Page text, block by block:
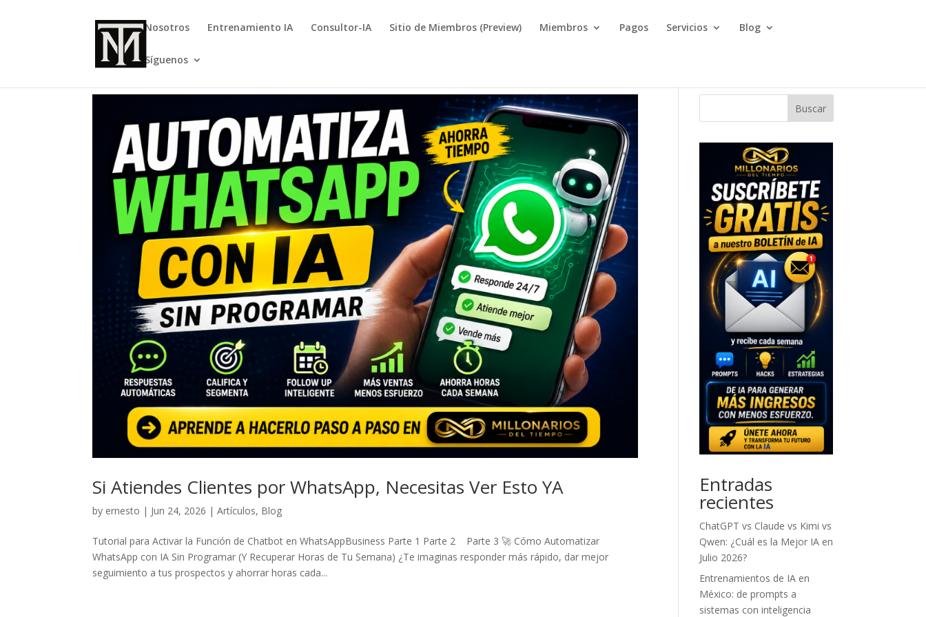
Nosotros Entrenamiento IA Consultor-IA Sitio de Miembros (Preview) Miembros Pagos Servicios Blog
Síguenos
Si Atiendes Clientes por WhatsApp, Necesitas Ver Esto YA
by ernesto | Jun 24, 2026 |Artículos, Blog
Tutorial para Activar la Función de Chatbot en WhatsAppBusiness Parte 1 Parte 2 Parte 3 🚀 Cómo Automatizar
WhatsApp con IA Sin Programar (Y Recuperar Horas de Tu Semana) ¿Te imaginas responder más rápido, dar mejor
seguimiento a tus prospectos y ahorrar horas cada...
Buscar
Entradas
recientes
ChatGPT vs Claude vs Kimi vs
Qwen: ¿Cuál es la Mejor IA en
Julio 2026?
Entrenamientos de IA en
México: de prompts a
sistemas con inteligencia